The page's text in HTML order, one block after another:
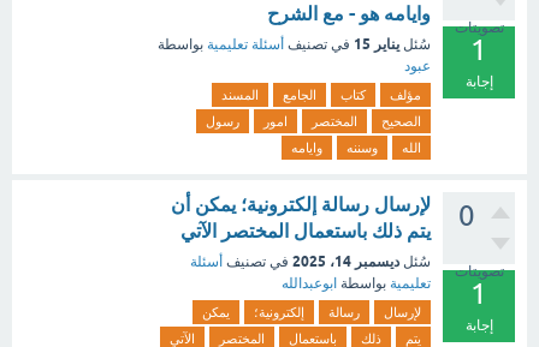
تصويتات
1
إجابة
وايامه هو - مع الشرح
سُئل يناير 15 في تصنيف أسئلة تعليمية بواسطة
عبود
مؤلف كتاب الجامع
المسند
الصحيح
المختصر امور
رسول
الله
وسننه وايامه
0
تصويتات
1
إجابة
لإرسال رسالة إلكترونية؛ يمكن أن
يتم ذلك باستعمال المختصر الآتي
سُئل ديسمبر 14، 2025 في تصنيف أسئلة
تعليمية بواسطة ابوعبدالله
لإرسال رسالة إلكترونية؛
يمكن
يتم
ذلك باستعمال المختصر الآتي